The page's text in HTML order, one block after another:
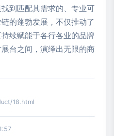
到匹配其需求的、专业可
的蓬勃发展，不仅推动了
续赋能于各行各业的品牌
台之间，演绎出无限的商
18.html